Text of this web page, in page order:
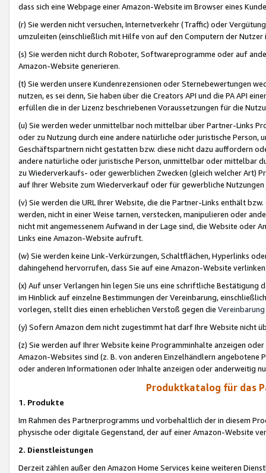
dass sich eine Webpage einer Amazon-Website im Browser eines
(r) Sie werden nicht versuchen, Internetverkehr (Traffic) oder
umzuleiten (einschließlich mit Hilfe von auf den Computern der
(s) Sie werden nicht durch Roboter, Softwareprogramme oder auf
Amazon-Website generieren.
(t) Sie werden unsere Kundenrezensionen oder Sternebewertungen
nutzen, es sei denn, Sie haben über die Creators API und die PA API
erfüllen die in der Lizenz beschriebenen Voraussetzungen für die
(u) Sie werden weder unmittelbar noch mittelbar über Partner-Links
oder zu Nutzung durch eine andere natürliche oder juristische
Geschäftspartnern nicht gestatten bzw. diese nicht dazu auffordern
andere natürliche oder juristische Person, unmittelbar oder mittelbar
zu Wiederverkaufs- oder gewerblichen Zwecken (gleich welcher Art)
auf Ihrer Website zum Wiederverkauf oder für gewerbliche
(v) Sie werden die URL Ihrer Website, die die Partner-Links enthält
werden, nicht in einer Weise tarnen, verstecken, manipulieren oder
nicht mit angemessenem Aufwand in der Lage sind, die Website oder
Links eine Amazon-Website aufruft.
(w) Sie werden keine Link-Verkürzungen, Schaltflächen, Hyperlinks
dahingehend hervorrufen, dass Sie auf eine Amazon-Website
(x) Auf unser Verlangen hin legen Sie uns eine schriftliche
im Hinblick auf einzelne Bestimmungen der Vereinbarung,
vorlegen, stellt dies einen erheblichen Verstoß gegen die Vereinbarung
(y) Sofern Amazon dem nicht zugestimmt hat darf Ihre Website nicht
(z) Sie werden auf Ihrer Website keine Programminhalte anzeigen
Amazon-Websites sind (z. B. von anderen Einzelhändlern
oder anderen Informationen oder Inhalte anzeigen oder anderweitig
Produktkatalog für das
1. Produkte
Im Rahmen des Partnerprogramms und vorbehaltlich der in diesem
physische oder digitale Gegenstand, der auf einer Amazon-Website
2. Dienstleistungen
Derzeit zählen außer den Amazon Home Services keine weiteren